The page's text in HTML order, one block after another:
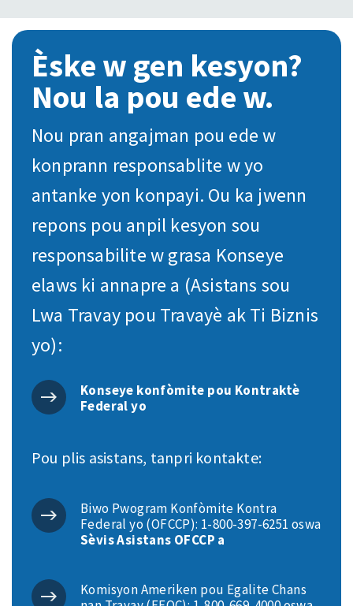
Èske w gen kesyon?
Nou la pou ede w.
Nou pran angajman pou ede w
konprann responsablite w yo
antanke yon konpayi. Ou ka jwenn
repons pou anpil kesyon sou
responsabilite w grasa Konseye
elaws ki annapre a (Asistans sou
Lwa Travay pou Travayè ak Ti Biznis
yo):
Konseye konfòmite pou Kontraktè
Federal yo
Pou plis asistans, tanpri kontakte:
Biwo Pwogram Konfòmite Kontra
Federal yo (OFCCP): 1-800-397-6251 oswa
Sèvis Asistans OFCCP a
Komisyon Ameriken pou Egalite Chans